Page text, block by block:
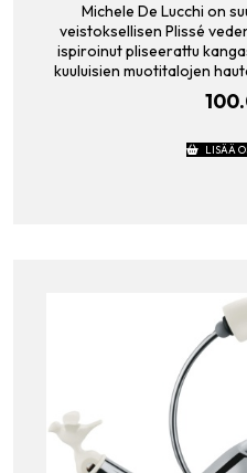
Michele De Lucchi on
veistoksellisen Plissé
ispiroinut pliseerattu
kuuluisien muotitalojen
LISÄÄ